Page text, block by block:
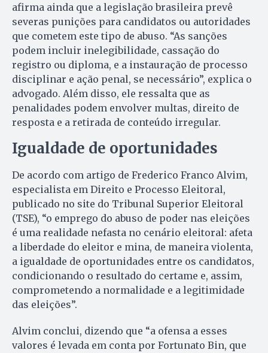
afirma ainda que a legislação brasileira prevê
severas punições para candidatos ou autoridades
que cometem este tipo de abuso. “As sanções
podem incluir inelegibilidade, cassação do
registro ou diploma, e a instauração de processo
disciplinar e ação penal, se necessário”, explica o
advogado. Além disso, ele ressalta que as
penalidades podem envolver multas, direito de
resposta e a retirada de conteúdo irregular.
Igualdade de oportunidades
De acordo com artigo de Frederico Franco Alvim,
especialista em Direito e Processo Eleitoral,
publicado no site do Tribunal Superior Eleitoral
(TSE), “o emprego do abuso de poder nas eleições
é uma realidade nefasta no cenário eleitoral: afeta
a liberdade do eleitor e mina, de maneira violenta,
a igualdade de oportunidades entre os candidatos,
condicionando o resultado do certame e, assim,
comprometendo a normalidade e a legitimidade
das eleições”.
Alvim conclui, dizendo que “a ofensa a esses
valores é levada em conta por Fortunato Bin, que